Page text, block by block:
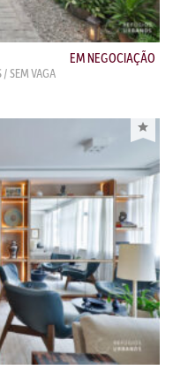
EM NEGOCIAÇÃO
/ SEM VAGA